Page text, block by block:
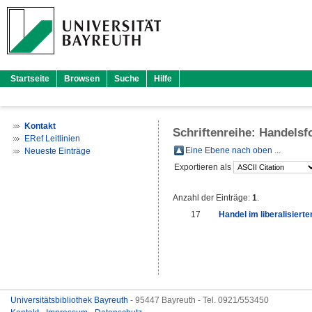
Startseite Browsen Suche Hilfe
Kontakt
ERef Leitlinien
Neueste Einträge
Schriftenreihe:
Eine Ebene nach oben ...
Exportieren als
Anzahl der Einträge: 1.
17
Handel im
Universitätsbibliothek Bayreuth - 95447 Bayreuth - Tel. 0921/553450